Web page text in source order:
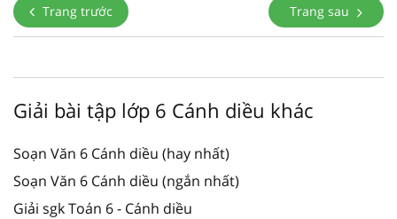
Trang trước Trang sau
Giải bài tập lớp 6 Cánh diều khác
Soạn Văn 6 Cánh diều (hay nhất)
Soạn Văn 6 Cánh diều (ngắn nhất)
Giải sgk Toán 6 - Cánh diều